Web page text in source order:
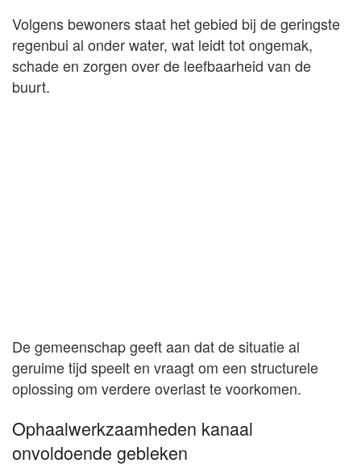
Volgens bewoners staat het gebied bij de geringste
regenbui al onder water, wat leidt tot ongemak,
schade en zorgen over de leefbaarheid van de
buurt.
De gemeenschap geeft aan dat de situatie al
geruime tijd speelt en vraagt om een structurele
oplossing om verdere overlast te voorkomen.
Ophaalwerkzaamheden kanaal
onvoldoende gebleken